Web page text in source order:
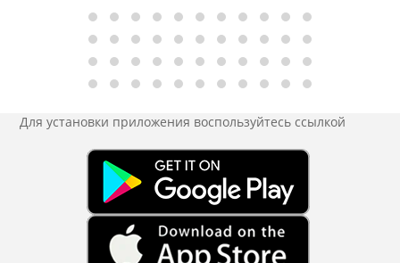
Для установки приложения воспользуйтесь ссылкой